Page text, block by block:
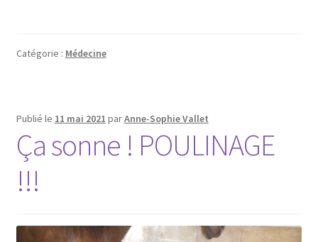
Catégorie : Médecine
Publié le 11 mai 2021 parAnne-Sophie Vallet
Ça sonne ! POULINAGE
!!!